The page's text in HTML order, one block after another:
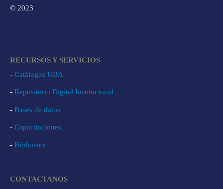
© 2023
RECURSOS Y SERVICIOS
- Catálogos UBA
- Repositorio Digital Institucional
- Bases de datos
- Capacitaciones
- Biblioteca
CONTACTANOS